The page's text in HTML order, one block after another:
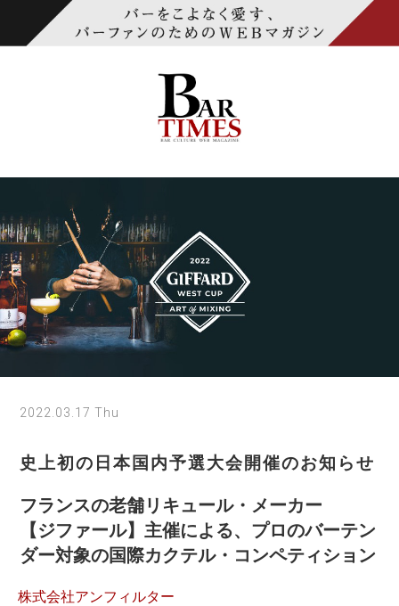
2022.03.17 Thu
史上初の日本国内予選大会開催のお知らせ
フランスの老舗リキュール・メーカー
【ジファール】主催による、プロのバーテン
ダー対象の国際カクテル・コンペティション
株式会社アンフィルター